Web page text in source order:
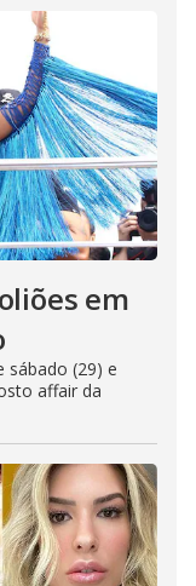
em
sábado (29) e
affair da